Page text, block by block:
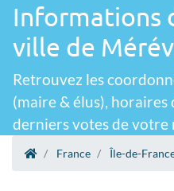
Informations
ville de
Retrouvez les
(maire & élus), horaires
derniers votes de votre
France Île-de-